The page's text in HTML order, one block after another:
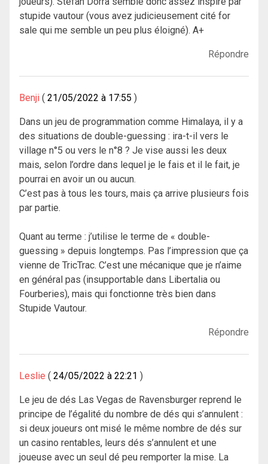
stupide vautour (vous avez judicieusement cité for
sale qui me semble un peu plus éloigné). A+
Répondre
Benji 21/05/2022 à 17:55
Dans un jeu de programmation comme Himalaya, il y a
des situations de double-guessing : ira-t-il vers le
village n°5 ou vers le n°8 ? Je vise aussi les deux
mais, selon l’ordre dans lequel je le fais et il le fait, je
pourrai en avoir un ou aucun.
C’est pas à tous les tours, mais ça arrive plusieurs fois
par partie.
Quant au terme : j’utilise le terme de « double-
guessing » depuis longtemps. Pas l’impression que ça
vienne de TricTrac. C’est une mécanique que je n’aime
en général pas (insupportable dans Libertalia ou
Fourberies), mais qui fonctionne très bien dans
Stupide Vautour.
Répondre
Leslie 24/05/2022 à 22:21
Le jeu de dés Las Vegas de Ravensburger reprend le
principe de l’égalité du nombre de dés qui s’annulent :
si deux joueurs ont misé le même nombre de dés sur
un casino rentables, leurs dés s’annulent et une
joueuse avec un seul dé peu remporter la mise. La